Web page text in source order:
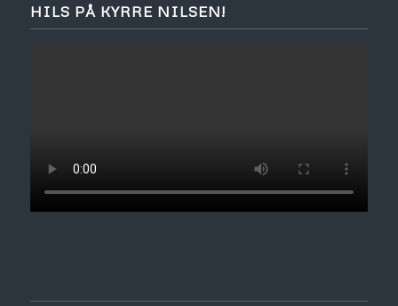
HILS PÅ KYRRE NILSEN!